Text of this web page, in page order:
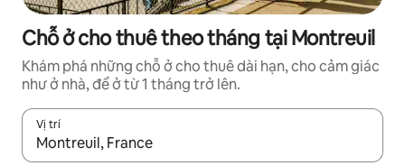
Chỗ ở cho thuê theo tháng tại Montreuil
Khám phá những chỗ ở cho thuê dài hạn, cho cảm giác
như ở nhà, để ở từ 1 tháng trở lên.
Vị trí
Khi có kết quả, hãy điều hướng bằng phím mũi tên lên và